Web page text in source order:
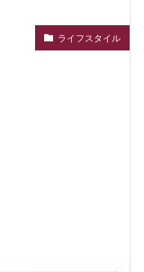
ライフスタイル